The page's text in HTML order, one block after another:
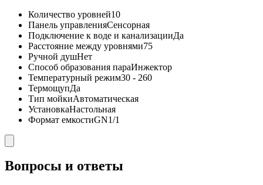
Количество уровней10
Панель управленияСенсорная
Подключение к воде и канализацииДа
Расстояние между уровнями75
Ручной душНет
Способ образования параИнжектор
Температурный режим30 - 260
ТермощупДа
Тип мойкиАвтоматическая
УстановкаНастольная
Формат емкостиGN1/1
Вопросы и ответы